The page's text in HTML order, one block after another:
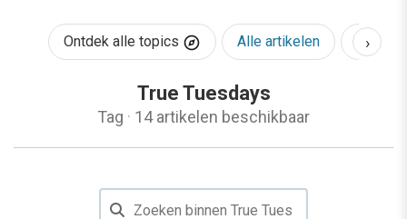
Ontdek alle topics Alle artikelen AI &
›
True Tuesdays
Tag · 14 artikelen beschikbaar